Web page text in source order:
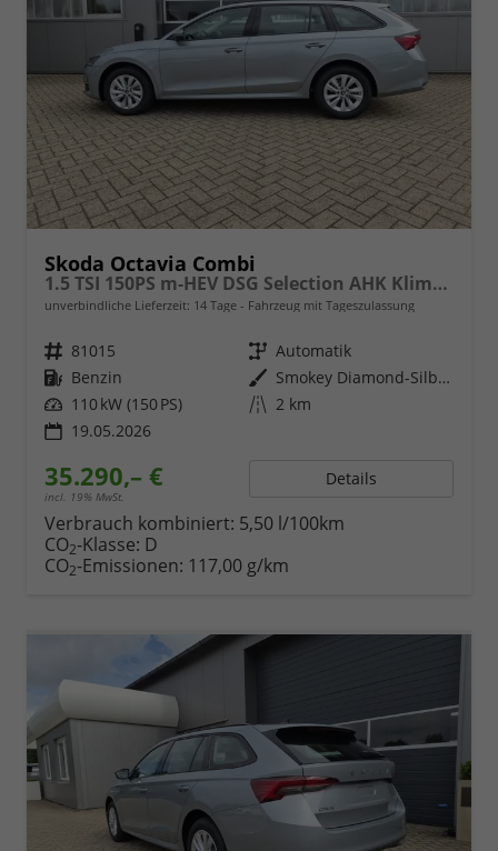
Skoda Octavia Combi
1.5 TSI 150PS m-HEV DSG Selection AHK Klimaautomatik ACC PDC v+h Rückf.Kamera Sitzheizung TWA Apple CarPlay Android Auto 16"LM
unverbindliche Lieferzeit: 14 Tage Fahrzeug mit Tageszulassung
Fahrzeugnr. 81015 Getriebe Automatik
Kraftstoff Benzin Außenfarbe
Smokey Diamond-Silber Metallic
Leistung 110 kW (150 PS) Kilometerstand 2 km
19.05.2026
35.290,– €
incl. 19% MwSt.
Details
Verbrauch kombiniert: 5,50 l/100km
CO2-Klasse: D
CO2-Emissionen: 117,00 g/km